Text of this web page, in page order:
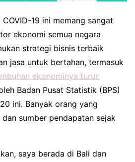
19 ini memang sangat
ekonomi semua negara
strategi bisnis terbaik
jasa untuk bertahan, termasuk
ekonominya turun
Badan Pusat Statistik (BPS)
ini. Banyak orang yang
sumber pendapatan sejak
saya berada di Bali dan